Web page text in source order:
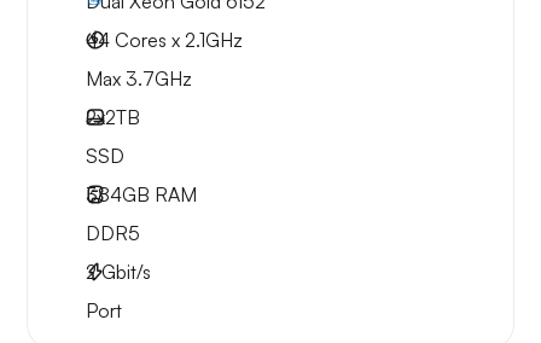
44 Cores x 2.1GHz
Max 3.7GHz
2x2TB
SSD
384GB RAM
DDR5
2Gbit/s
Port